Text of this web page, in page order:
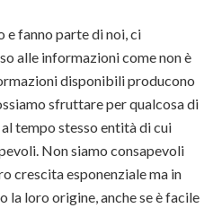
e fanno parte di noi, ci
alle informazioni come non è
disponibili producono
sfruttare per qualcosa di
tempo stesso entità di cui
Non siamo consapevoli
crescita esponenziale ma in
la loro origine, anche se è facile